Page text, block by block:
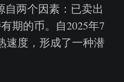
自两个因素：已卖出
期的币。自2025年7
速度，形成了一种潜